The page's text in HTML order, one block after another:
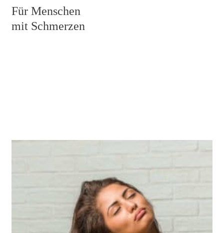
Für Menschen
mit Schmerzen
Wenn du unter Schmerzen leidest, ist es besonders
Nährstoffen und Vitaminen versorgst, damit die
Heilungsprozesse optimal unterstützt werden.